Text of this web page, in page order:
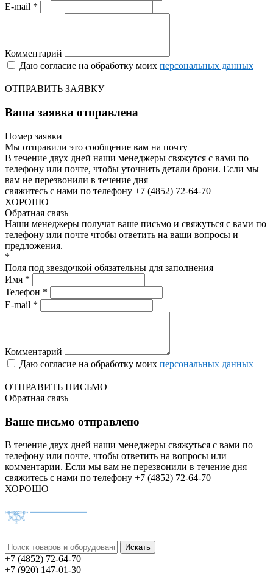
E-mail *
Комментарий
Даю согласие на обработку моих персональных данных
ОТПРАВИТЬ ЗАЯВКУ
Ваша заявка отправлена
Номер заявки
Мы отправили это сообщение вам на почту
В течение двух дней наши менеджеры свяжутся с вами по
телефону или почте, чтобы уточнить детали брони. Если мы
вам не перезвонили в течение дня
свяжитесь с нами по телефону +7 (4852) 72-64-70
ХОРОШО
Обратная связь
Наши менеджеры получат ваше письмо и свяжуться с вами по
телефону или почте чтобы ответить на ваши вопросы и
предложения.
*
Поля под звездочкой обязательны для заполнения
Имя *
Телефон *
E-mail *
Комментарий
Даю согласие на обработку моих персональных данных
ОТПРАВИТЬ ПИСЬМО
Обратная связь
Ваше письмо отправлено
В течение двух дней наши менеджеры свяжуться с вами по
телефону или почте, чтобы ответить на вопросы или
комментарии. Если мы вам не перезвонили в течение дня
свяжитесь с нами по телефону +7 (4852) 72-64-70
ХОРОШО
+7 (4852) 72-64-70
+7 (920) 147-01-30